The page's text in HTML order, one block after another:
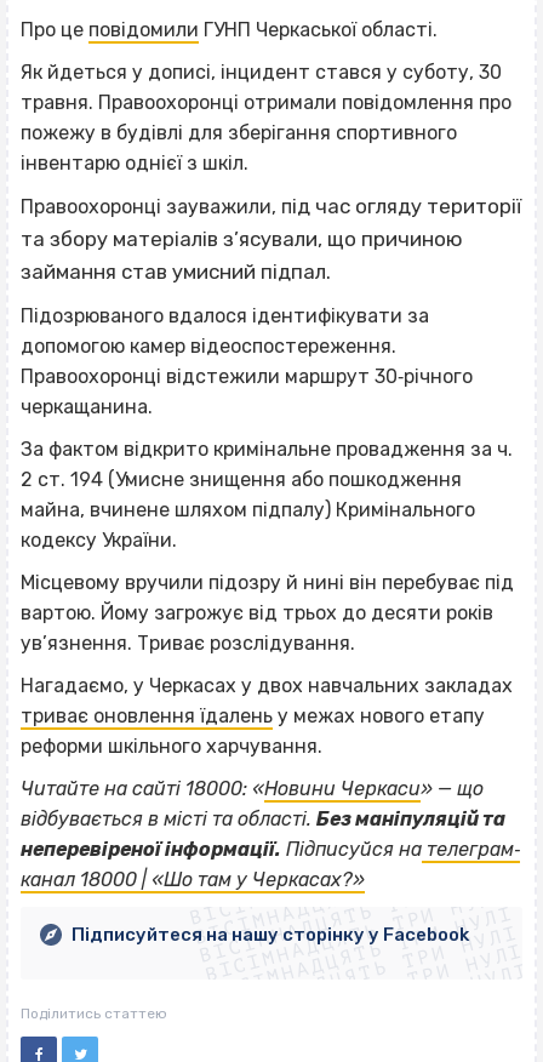
Про це повідомили ГУНП Черкаської області.
Як йдеться у дописі, інцидент стався у суботу, 30
травня. Правоохоронці отримали повідомлення про
пожежу в будівлі для зберігання спортивного
інвентарю однієї з шкіл.
Правоохоронці зауважили, під час огляду території
та збору матеріалів з’ясували, що причиною
займання став умисний підпал.
Підозрюваного вдалося ідентифікувати за
допомогою камер відеоспостереження.
Правоохоронці відстежили маршрут 30‐річного
черкащанина.
За фактом відкрито кримінальне провадження за ч.
2 ст. 194 (Умисне знищення або пошкодження
майна, вчинене шляхом підпалу) Кримінального
кодексу України.
Місцевому вручили підозру й нині він перебуває під
вартою. Йому загрожує від трьох до десяти років
ув’язнення. Триває розслідування.
Нагадаємо, у Черкасах у двох навчальних закладах
триває оновлення їдалень у межах нового етапу
реформи шкільного харчування.
Читайте на сайті 18000: «Новини Черкаси» — що
відбувається в місті та області. Без маніпуляцій та
неперевіреної інформації. Підписуйся на телеграм‐
канал 18000 | «Шо там у Черкасах?»
ВІСІМНАДЦЯТЬ ТРИ НУЛІ
ВІСІМНАДЦЯТЬ ТРИ НУЛІ
ВІСІМНАДЦЯТЬ ТРИ НУЛІ
ВІСІМНАДЦЯТЬ ТРИ НУЛІ
ВІСІМНАДЦЯТЬ ТРИ НУЛІ
ВІСІМНАДЦЯТЬ ТРИ НУЛІ
ВІСІМНАДЦЯТЬ ТРИ НУЛІ
ВІСІМНАДЦЯТЬ ТРИ НУЛІ
Підписуйтеся на нашу сторінку у Facebook
Поділитись статтею